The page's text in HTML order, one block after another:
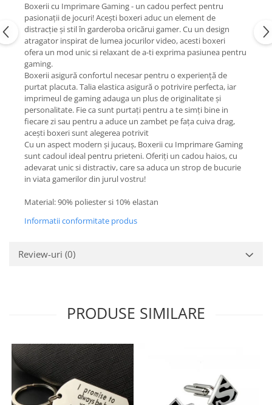
Boxerii cu Imprimare Gaming - un cadou perfect pentru
pasionații de jocuri! Acești boxeri aduc un element de
distracție și stil în garderoba oricărui gamer. Cu un design
atragator inspirat de lumea jocurilor video, acesti boxeri
ofera un mod unic si relaxant de a-ti exprima pasiunea pentru
gaming.
Boxerii asigură confortul necesar pentru o experiență de
purtat placuta. Talia elastica asigură o potrivire perfecta, iar
imprimeul de gaming adauga un plus de originalitate și
personalitate. Fie ca sunt purtați pentru a te simți bine in
fiecare zi sau pentru a aduce un zambet pe fața cuiva drag,
acești boxeri sunt alegerea potrivit
Cu un aspect modern și jucauș, Boxerii cu Imprimare Gaming
sunt cadoul ideal pentru prieteni. Oferiți un cadou haios, cu
adevarat unic si distractiv, care sa aduca un strop de bucurie
in viata gamerilor din jurul vostru!
Material: 90% poliester si 10% elastan
Informatii conformitate produs
Review-uri (0)
PRODUSE SIMILARE